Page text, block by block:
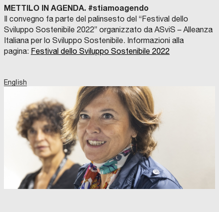
METTILO IN AGENDA. #stiamoagendo
Il convegno fa parte del palinsesto del “Festival dello
Sviluppo Sostenibile 2022” organizzato da ASviS – Alleanza
Italiana per lo Sviluppo Sostenibile. Informazioni alla
pagina: Festival dello Sviluppo Sostenibile 2022
English